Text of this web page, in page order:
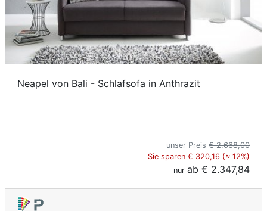
Neapel von Bali - Schlafsofa in Anthrazit
unser Preis € 2.668,00
Sie sparen € 320,16 (≈ 12%)
nur ab € 2.347,84